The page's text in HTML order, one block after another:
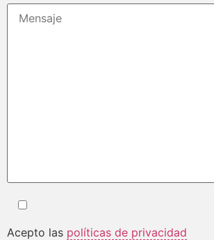
Acepto las políticas de privacidad